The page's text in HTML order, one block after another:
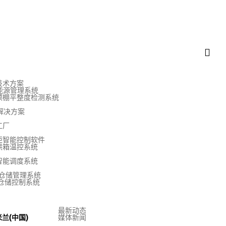
术方案
源管理系统
棚平整度检测系统
决方案
厂
智能控制软件
箱温控系统
能调度系统
储管理系统
储控制系统
(中国)
最新动态
媒体新闻